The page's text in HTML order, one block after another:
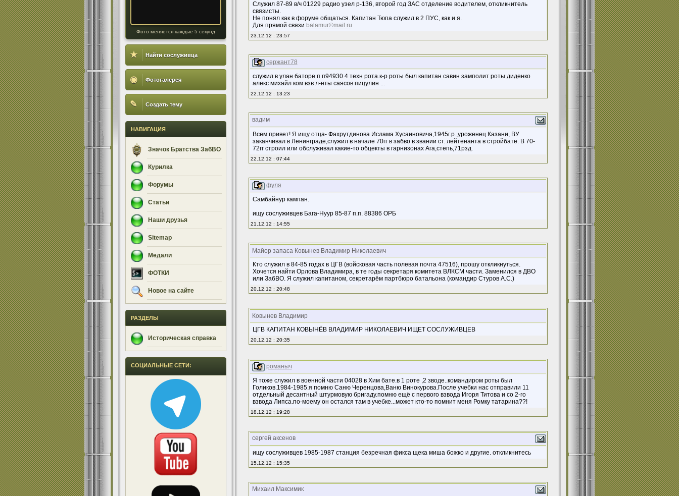
Фото меняется каждые 5 секунд
★ Найти сослуживца
◉ Фотогалерея
✎ Создать тему
НАВИГАЦИЯ
Значок Братства ЗабВО
Курилка
Форумы
Статьи
Наши друзья
Sitemap
Медали
ФОТКИ
Новое на сайте
РАЗДЕЛЫ
Историческая справка
СОЦИАЛЬНЫЕ СЕТИ:
Служил 87-89 в/ч 01229 радио узел р-136, второй год ЗАС отделение водителем, откликнитель
связисты.
Не понял как в форуме общаться. Капитан Тюпа служил в 2 ПУС, как и я.
Для прямой связи balamur©mail.ru
23.12.12 : 23:57
сержант78
служил в улан баторе п п94930 4 техн рота.к-р роты был капитан савин замполит роты диденко
алекс михайл ком взв л-нты саясов пицулин ...
22.12.12 : 13:23
вадим
Всем привет! Я ищу отца- Фахрутдинова Ислама Хусаиновича,1945г.р.,уроженец Казани, ВУ
заканчивал в Ленинграде,служил в начале 70гг в забво в звании ст. лейтенанта в стройбате. В 70-
72гг строил или обслуживал какие-то обцекты в гарнизонах Ага,степь,71рзд.
22.12.12 : 07:44
фуля
Самбайнур кампан.
ищу сослуживцев Бага-Нуур 85-87 п.п. 88386 ОРБ
21.12.12 : 14:55
Майор запаса Ковынев Владимир Николаевич
Кто служил в 84-85 годах в ЦГВ (войсковая часть полевая почта 47516), прошу откликнуться.
Хочется найти Орлова Владимира, в те годы секретаря комитета ВЛКСМ части. Заменился в ДВО
или ЗабВО. Я служил капитаном, секретарём партбюро батальона (командир Стуров А.С.)
20.12.12 : 20:48
Ковынев Владимир
ЦГВ КАПИТАН КОВЫНЁВ ВЛАДИМИР НИКОЛАЕВИЧ ИЩЕТ СОСЛУЖИВЦЕВ
20.12.12 : 20:35
романыч
Я тоже служил в военной части 04028 в Хим бате.в 1 роте ,2 зводе..командиром роты был
Голиков.1984-1985.я помню Саню Черенцова,Ваню Винокурова.После учебки нас отправили 11
отдельный десантный штурмовую бригаду.помню ещё с первого взвода Игоря Титова и со 2-го
взвода Липса.по-моему он остался там в учебке...может кто-то помнит меня Ромку татарина??!
18.12.12 : 19:28
сергей аксенов
ищу сослуживцев 1985-1987 станция безречная фикса щека миша божко и другие. откликнитесь
15.12.12 : 15:35
Михаил Максимик